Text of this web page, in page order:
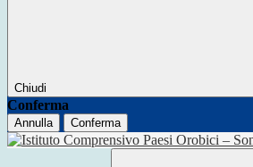
Chiudi
Conferma
Annulla Conferma